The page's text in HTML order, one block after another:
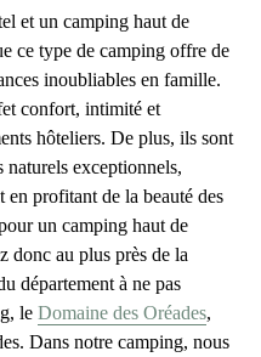
et un camping haut de
ce type de camping offre de
inoubliables en famille.
confort, intimité et
hôteliers. De plus, ils sont
naturels exceptionnels,
en profitant de la beauté des
un camping haut de
donc au plus près de la
département à ne pas
, le Domaine des Oréades,
Dans notre camping, nous